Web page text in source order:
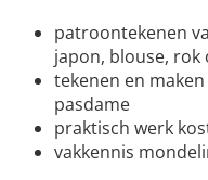
patroontekenen
japon, blouse, rok
tekenen en
pasdame
praktisch werk
vakkennis